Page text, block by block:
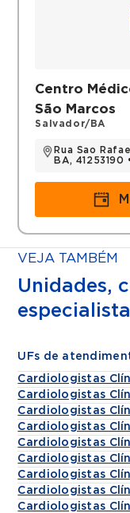
Centro
São Marcos
Salvador/BA
Rua Sao
BA, 41253190
VEJA TAMBÉM
Unidades,
UFs de
Cardiologistas
Cardiologistas
Cardiologistas
Cardiologistas
Cardiologistas
Cardiologistas
Cardiologistas
Cardiologistas
Cardiologistas